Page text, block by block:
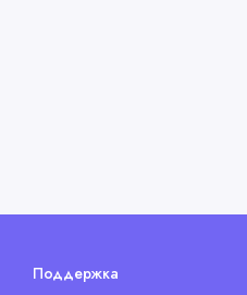
Поддержка